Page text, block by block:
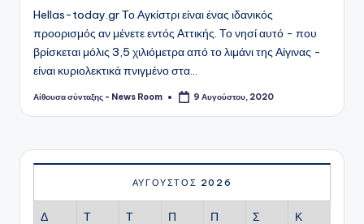
Hellas-today.gr Το Αγκίστρι είναι ένας ιδανικός
προορισμός αν μένετε εντός Αττικής. Το νησί αυτό - που
βρίσκεται μόλις 3,5 χιλιόμετρα από το λιμάνι της Αίγινας -
είναι κυριολεκτικά πνιγμένο στα…
Συγγραφέας:
Αίθουσα σύνταξης - News Room 9 Αυγούστου, 2020
ΑΎΓΟΥΣΤΟΣ 2026
Δ Τ Τ Π Π Σ Κ